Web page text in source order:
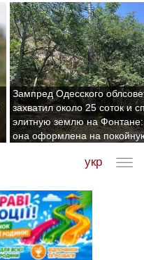
Зампред Одесского
захватил около 25 соток и
элитную землю на Фонтане:
она оформлена на
укр